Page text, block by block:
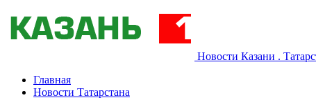
Новости Казани .
Главная
Новости Татарстана